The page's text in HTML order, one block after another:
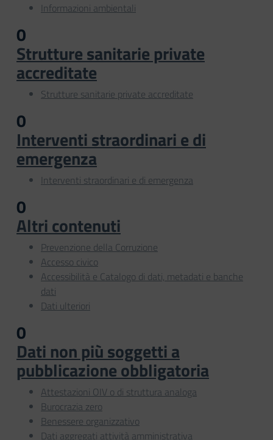
Informazioni ambientali
0
Strutture sanitarie private
accreditate
Strutture sanitarie private accreditate
0
Interventi straordinari e di
emergenza
Interventi straordinari e di emergenza
0
Altri contenuti
Prevenzione della Corruzione
Accesso civico
Accessibilità e Catalogo di dati, metadati e banche
dati
Dati ulteriori
0
Dati non più soggetti a
pubblicazione obbligatoria
Attestazioni OIV o di struttura analoga
Burocrazia zero
Benessere organizzativo
Dati aggregati attività amministrativa